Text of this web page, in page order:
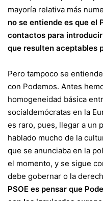
mayoría relativa más
no se entiende es que el
contactos para
que resulten aceptables
Pero tampoco se
con Podemos. Antes
homogeneidad básica
socialdemócratas en la
es raro, pues, llegar a un
hablado mucho de la
que se anunciaba en la
el momento, y se sigue
debe gobernar o la
PSOE es pensar que